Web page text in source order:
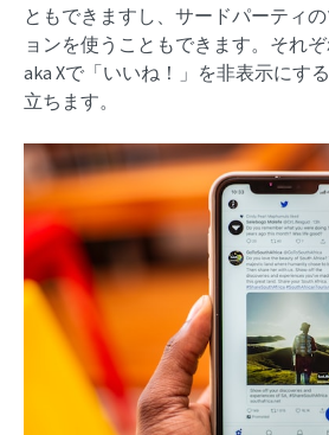
ともできますし、サードパーティ
ョンを使うこともできます。それ
aka Xで「いいね！」を非表示にす
立ちます。